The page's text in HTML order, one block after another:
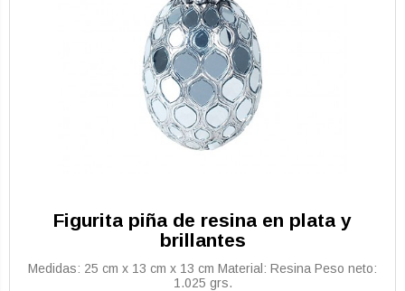
Figurita piña de resina en plata y
brillantes
Medidas: 25 cm x 13 cm x 13 cm Material: Resina Peso neto:
1.025 grs.